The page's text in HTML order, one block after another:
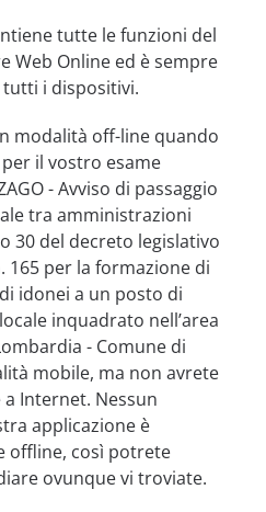
tutte le funzioni del
Web Online ed è sempre
i dispositivi.
modalità off-line quando
il vostro esame
- Avviso di passaggio
tra amministrazioni
30 del decreto legislativo
165 per la formazione di
idonei a un posto di
inquadrato nell’area
- Comune di
mobile, ma non avrete
Internet. Nessun
applicazione è
offline, così potrete
ovunque vi troviate.